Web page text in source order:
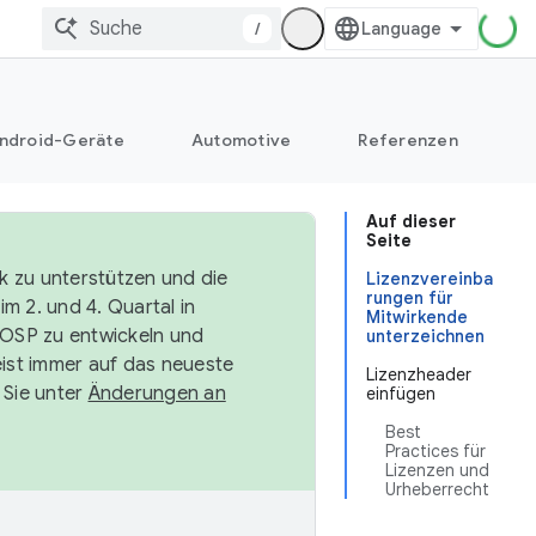
/
Geräte Automotive Referenzen
Auf dieser
Seite
Lizenzvereinba
rungen für
Mitwirkende
unterzeichnen
Lizenzheader
einfügen
Best
Practices für
Lizenzen und
Urheberrecht
zu unterstützen und die
2. und 4. Quartal in
zu entwickeln und
immer auf das neueste
unter Änderungen an